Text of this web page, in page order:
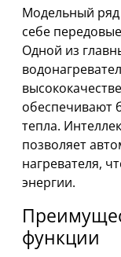
Модельный ряд
себе
Одной из
обеспечивают
тепла.
позволяет
нагревателя,
энергии.
функции